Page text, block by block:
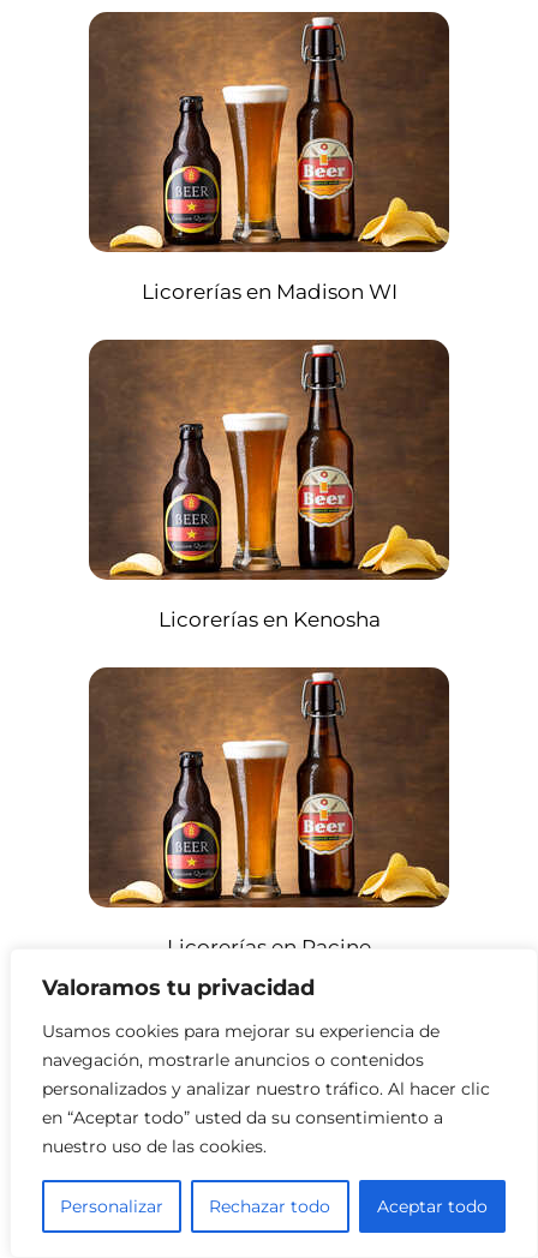
Valoramos tu privacidad
Usamos cookies para mejorar su experiencia de
navegación, mostrarle anuncios o contenidos
personalizados y analizar nuestro tráfico. Al hacer clic
en “Aceptar todo” usted da su consentimiento a
nuestro uso de las cookies.
Personalizar Rechazar todo Aceptar todo
Licorerías en Madison WI
Licorerías en Kenosha
Licorerías en Racine